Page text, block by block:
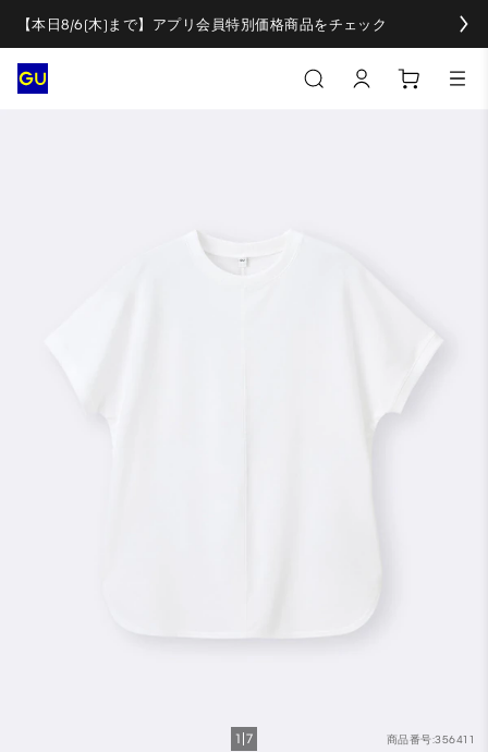
【本日8/6(木)まで】アプリ会員特別価格商品をチェック
商品番号:356411
1 7